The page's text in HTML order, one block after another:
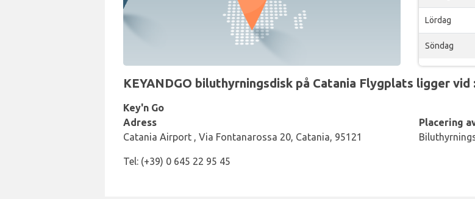
Lördag
Söndag
KEYANDGO biluthyrningsdisk på Catania Flygplats ligger vid
Key'n Go
Adress
Catania Airport , Via Fontanarossa 20, Catania, 95121
Tel: (+39) 0 645 22 95 45
Placering